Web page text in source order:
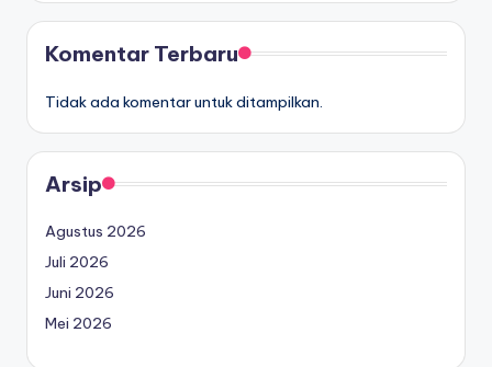
Komentar Terbaru
Tidak ada komentar untuk ditampilkan.
Arsip
Agustus 2026
Juli 2026
Juni 2026
Mei 2026